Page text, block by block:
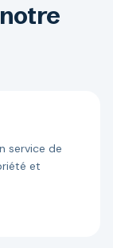
service de
et